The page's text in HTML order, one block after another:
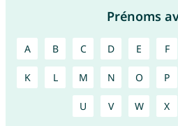
Prénoms
A B C D E F
K L M N O P
U V W X